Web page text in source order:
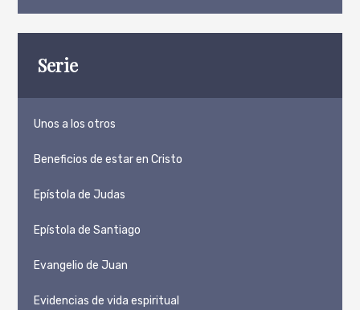
Serie
Unos a los otros
Beneficios de estar en Cristo
Epístola de Judas
Epístola de Santiago
Evangelio de Juan
Evidencias de vida espiritual